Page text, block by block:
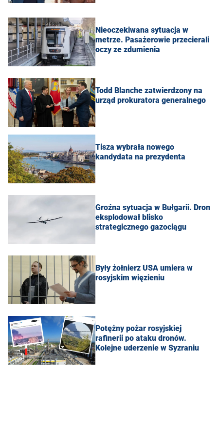
Nieoczekiwana sytuacja w
metrze. Pasażerowie przecierali
oczy ze zdumienia
Todd Blanche zatwierdzony na
urząd prokuratora generalnego
Tisza wybrała nowego
kandydata na prezydenta
Groźna sytuacja w Bułgarii. Dron
eksplodował blisko
strategicznego gazociągu
Były żołnierz USA umiera w
rosyjskim więzieniu
Potężny pożar rosyjskiej
rafinerii po ataku dronów.
Kolejne uderzenie w Syzraniu